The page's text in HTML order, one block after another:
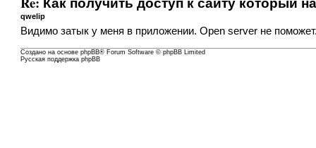
qwelip
Видимо затык у меня в приложении. Open server не поможет.
Создано на основеphpBB® Forum Software © phpBB Limited
Русская поддержка phpBB